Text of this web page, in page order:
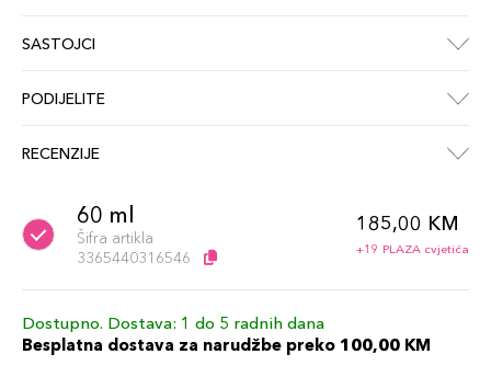
SASTOJCI
PODIJELITE
RECENZIJE
60 ml
Šifra artikla
3365440316546
185,00 KM
+19 PLAZA cvjetića
Dostupno. Dostava: 1 do 5 radnih dana
Besplatna dostava za narudžbe preko 100,00 KM